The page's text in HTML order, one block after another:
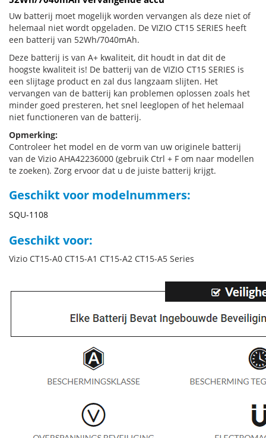
Uw batterij moet mogelijk worden vervangen als deze niet of
helemaal niet wordt opgeladen. De VIZIO CT15 SERIES heeft
een batterij van 52Wh/7040mAh.
Deze batterij is van A+ kwaliteit, dit houdt in dat dit de
hoogste kwaliteit is! De batterij van de VIZIO CT15 SERIES is
een slijtage product en zal dus langzaam slijten. Het
vervangen van de batterij kan problemen oplossen zoals het
minder goed presteren, het snel leeglopen of het helemaal
niet functioneren van de batterij.
Opmerking:
Controleer het model en de vorm van uw originele batterij
van de Vizio AHA42236000 (gebruik Ctrl + F om naar modellen
te zoeken). Zorg ervoor dat u de juiste batterij krijgt.
Geschikt voor modelnummers:
SQU-1108
Geschikt voor:
Vizio CT15-A0 CT15-A1 CT15-A2 CT15-A5 Series